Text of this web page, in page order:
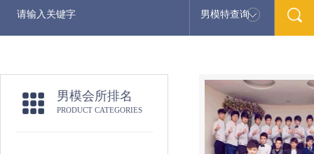
男模特查询
男模会所排名
PRODUCT CATEGORIES